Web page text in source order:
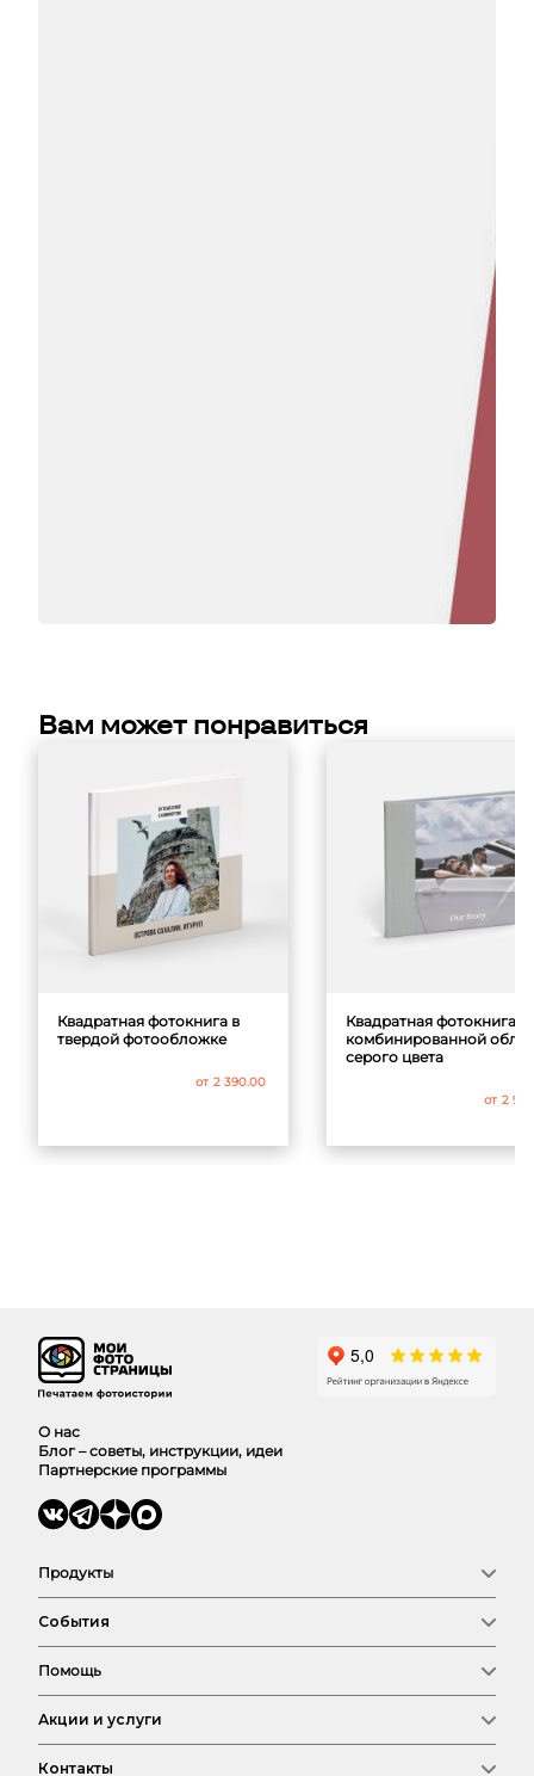
Вам может понравиться
Квадратная фотокнига в
твердой фотообложке
от 2 390.00
Квадратная фотокнига в
комбинированной
серого цвета
от 2
О нас
Блог – советы, инструкции, идеи
Партнерские программы
Продукты
Фото
Календари
Выпускные
Сертификат
Магазин
События
Семья
Любовь
Детские
Свадьба
Путешествия
День рождения
Помощь
Оплата и доставка
FAQ
Акции и услуги
Пригласи друга
Контакты